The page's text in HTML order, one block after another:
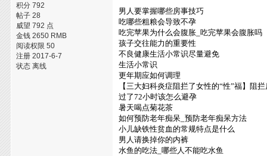
积分 792
帖子 28
威望 792 点
金钱 2650 RMB
阅读权限 50
注册 2017-6-7
状态 离线
男人要掌握哪些房事技巧
吃哪些粗粮会导致不孕
吃完苹果为什么会腹胀_吃完苹果会腹胀吗
孩子交往能力的重要性
不良健康生活小常识尽量避免
生活小常识
更年期应如何调理
【三大妇科炎症阻拦了女性的“性”福】阻
过了72小时该怎么避孕
暑天喝点菊花茶
如何预防老年痴呆_预防老年痴呆方法
小儿缺铁性贫血的常规特点是什么
男人请换掉你的内裤
水鱼的吃法_哪些人不能吃水鱼